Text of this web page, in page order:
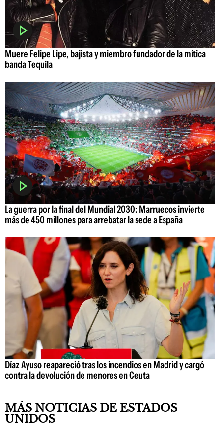
Muere Felipe Lipe, bajista y miembro fundador de la mítica
banda Tequila
La guerra por la final del Mundial 2030: Marruecos invierte
más de 450 millones para arrebatar la sede a España
Díaz Ayuso reapareció tras los incendios en Madrid y cargó
contra la devolución de menores en Ceuta
MÁS NOTICIAS DE ESTADOS
UNIDOS